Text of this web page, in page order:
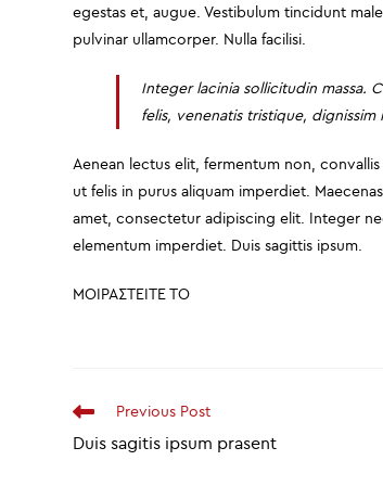
egestas et, augue. Vestibulum tincidunt
pulvinar ullamcorper. Nulla facilisi.
Integer lacinia sollicitudin massa.
felis, venenatis tristique,
Aenean lectus elit, fermentum non,
ut felis in purus aliquam imperdiet.
amet, consectetur adipiscing elit. Integer
elementum imperdiet. Duis sagittis ipsum.
ΜΟΙΡΑΣΤΕΙΤΕ ΤΟ
Read
articles
Previous Post
Duis sagitis ipsum prasent